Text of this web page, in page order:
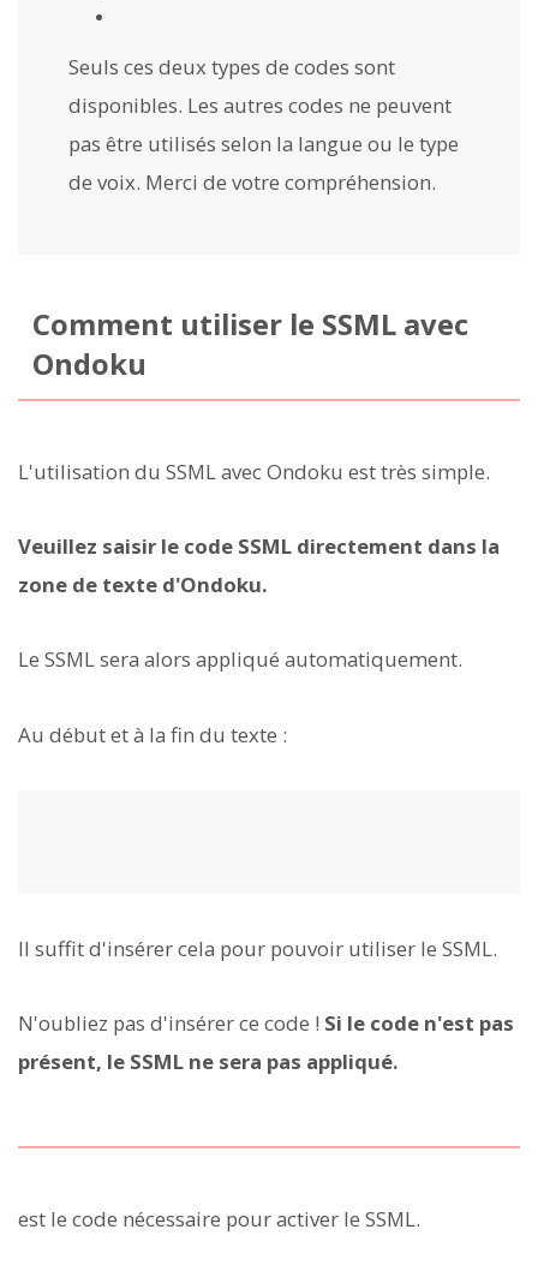
Seuls ces deux types de codes sont
disponibles. Les autres codes ne peuvent
pas être utilisés selon la langue ou le type
de voix. Merci de votre compréhension.
Comment utiliser le SSML avec
Ondoku
L'utilisation du SSML avec Ondoku est très simple.
Veuillez saisir le code SSML directement dans la
zone de texte d'Ondoku.
Le SSML sera alors appliqué automatiquement.
Au début et à la fin du texte :
Il suffit d'insérer cela pour pouvoir utiliser le SSML.
N'oubliez pas d'insérer ce code ! Si le code n'est pas
présent, le SSML ne sera pas appliqué.
est le code nécessaire pour activer le SSML.